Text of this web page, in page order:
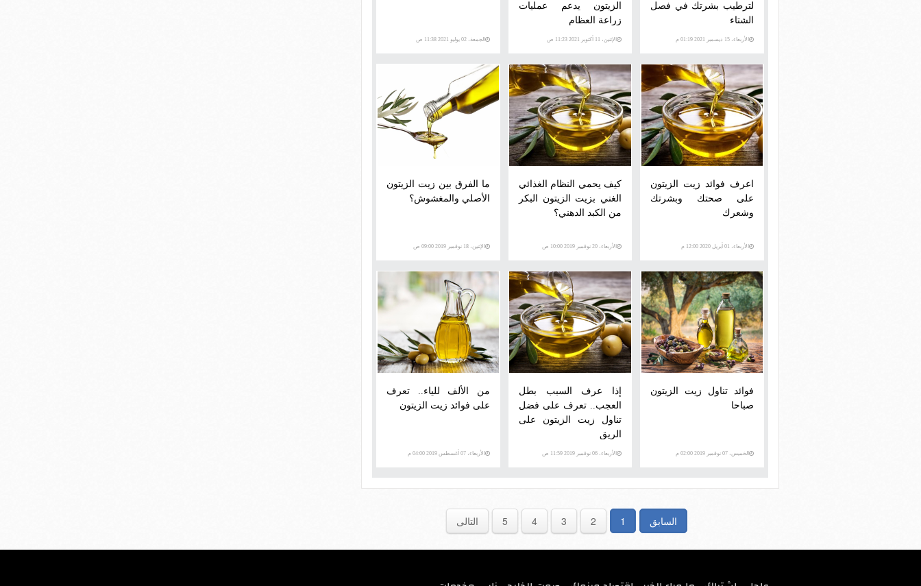
لترطيب بشرتك في فصل
الشتاء
الأربعاء، 15 ديسمبر 2021 01:19 م
الزيتون يدعم عمليات
زراعة العظام
الإثنين، 11 أكتوبر 2021 11:23 ص الجمعة، 02 يوليو 2021 11:38 ص
اعرف فوائد زيت الزيتون
على صحتك وبشرتك
وشعرك
الأربعاء، 01 أبريل 2020 12:00 م
كيف يحمي النظام الغذائي
الغني بزيت الزيتون البكر
من الكبد الدهني؟
الأربعاء، 20 نوفمبر 2019 10:00 ص
ما الفرق بين زيت الزيتون
الأصلي والمغشوش؟
الإثنين، 18 نوفمبر 2019 09:00 ص
فوائد تناول زيت الزيتون
صباحا
الخميس، 07 نوفمبر 2019 02:00 م
إذا عرف السبب بطل
العجب.. تعرف على فضل
تناول زيت الزيتون على
الريق
الأربعاء، 06 نوفمبر 2019 11:59 ص
من الألف للياء.. تعرف
على فوائد زيت الزيتون
الأربعاء، 07 أغسطس 2019 04:00 م
السابق 1
2
3
4
5 التالى